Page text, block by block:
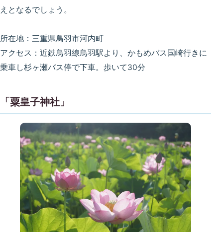
えとなるでしょう。
所在地：三重県鳥羽市河内町
アクセス：近鉄鳥羽線鳥羽駅より、かもめバス国崎行きに
乗車し杉ヶ瀬バス停で下車。歩いて30分
「粟皇子神社」